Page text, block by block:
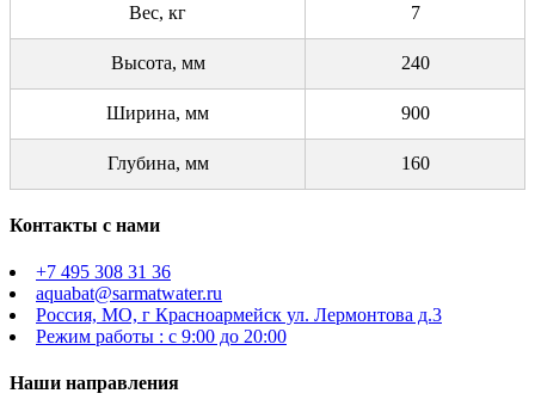
Вес, кг 7
Высота, мм 240
Ширина, мм 900
Глубина, мм 160
Контакты с нами
+7 495 308 31 36
aquabat@sarmatwater.ru
Россия, МО, г Красноармейск ул. Лермонтова д.3
Режим работы : с 9:00 до 20:00
Наши направления